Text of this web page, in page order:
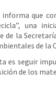
informa que
una
de la
de la
es seguir
de los